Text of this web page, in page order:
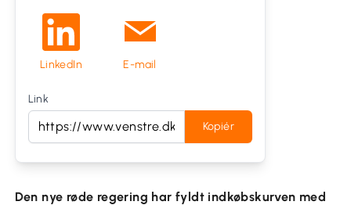
LinkedIn E-mail
Link
Kopiér
Den nye røde regering har fyldt indkøbskurven med